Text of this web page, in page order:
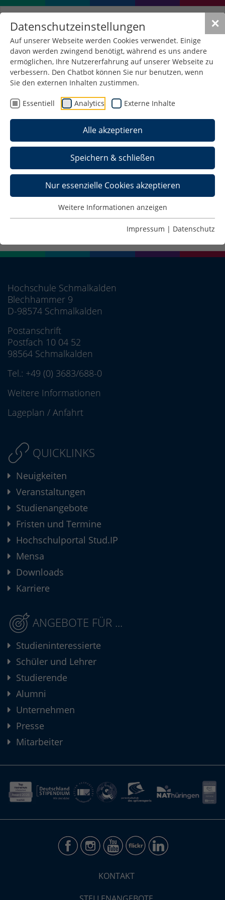
✕
Datenschutzeinstellungen
Auf unserer Webseite werden Cookies verwendet. Einige
davon werden zwingend benötigt, während es uns andere
ermöglichen, Ihre Nutzererfahrung auf unserer Webseite zu
verbessern. Den Chatbot können Sie nur benutzen, wenn
Sie den externen Inhalten zustimmen.
Essentiell Analytics Externe Inhalte
Alle akzeptieren
Speichern & schließen
Nur essenzielle Cookies akzeptieren
Weitere Informationen anzeigen
Impressum | Datenschutz
Kontakt
Postanschrift:
Hochschule Schmalkalden
Fakultät Elektrotechnik
Am Blechhammer
98574 Schmalkalden
Besucheranschrift:
Hochschule Schmalkalden
Fakultät Elektrotechnik
Am Schwimmbad
98574 Schmalkalden
Hochschule Schmalkalden
Blechhammer 9
D-98574 Schmalkalden
Postanschrift
Postfach 10 04 52
98564 Schmalkalden
Tel.: +49 (0) 3683/688-0
Weitere Informationen
Lageplan / Anfahrt
QUICKLINKS
Neuigkeiten
Veranstaltungen
Studienangebote
Fristen und Termine
Hochschulportal Stud.IP
Mensa
Downloads
Karriere
ANGEBOTE FÜR ...
Studieninteressierte
Schüler und Lehrer
Studierende
Alumni
Unternehmen
Presse
Mitarbeiter
KONTAKT